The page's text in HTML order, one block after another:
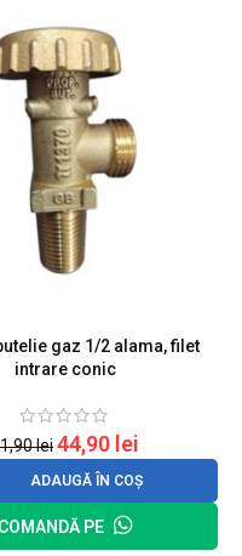
gaz 1/2 alama, filet
intrare conic
lei44,90 lei
ADAUGĂ ÎN COȘ
COMANDĂ PE